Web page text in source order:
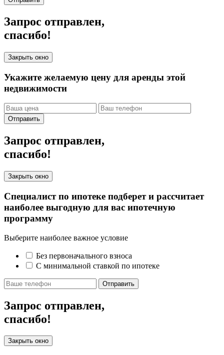
Запрос отправлен,
спасибо!
Закрыть окно
Укажите желаемую цену для аренды этой
недвижимости
Отправить
Запрос отправлен,
спасибо!
Закрыть окно
Специалист по ипотеке подберет и рассчитает
наиболее выгодную для вас ипотечную
программу
Выберите наиболее важное условие
Без первоначального взноса
С минимальной ставкой по ипотеке
Отправить
Запрос отправлен,
спасибо!
Закрыть окно